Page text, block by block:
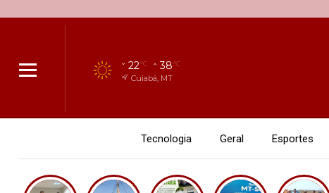
22°C 38°C
Cuiabá, MT
Tecnologia Geral Esportes